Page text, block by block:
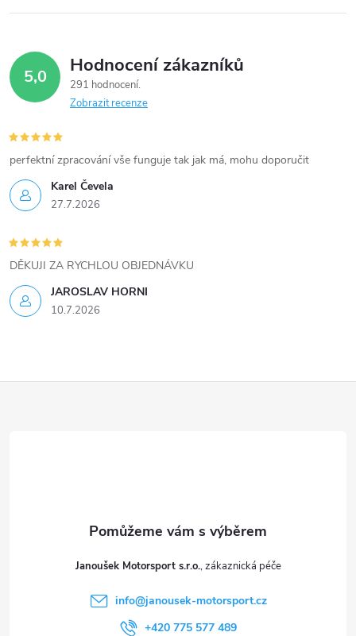
5,0 Hodnocení zákazníků
291 hodnocení
Zobrazit recenze
Karel Čevela
27.7.2026
perfektní zpracování vše funguje tak jak má, mohu doporučit
JAROSLAV HORNI
10.7.2026
DĚKUJI ZA RYCHLOU OBJEDNÁVKU
Janoušek Motorsport s.r.o.
info@janousek-motorsport.cz
+420 775 577 489